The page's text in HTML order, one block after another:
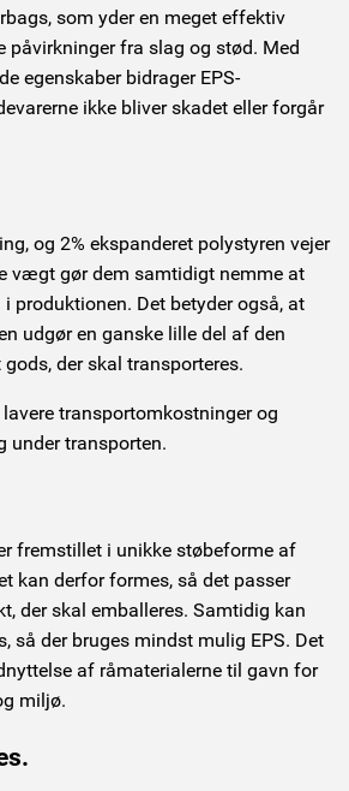
som yder en meget effektiv
påvirkninger fra slag og stød. Med
egenskaber bidrager EPS-
ikke bliver skadet eller forgår
og 2% ekspanderet polystyren vejer
vægt gør dem samtidigt nemme at
produktionen. Det betyder også, at
udgør en ganske lille del af den
der skal transporteres.
transportomkostninger og
under transporten.
fremstillet i unikke støbeforme af
kan derfor formes, så det passer
der skal emballeres. Samtidig kan
så der bruges mindst mulig EPS. Det
af råmaterialerne til gavn for
miljø.